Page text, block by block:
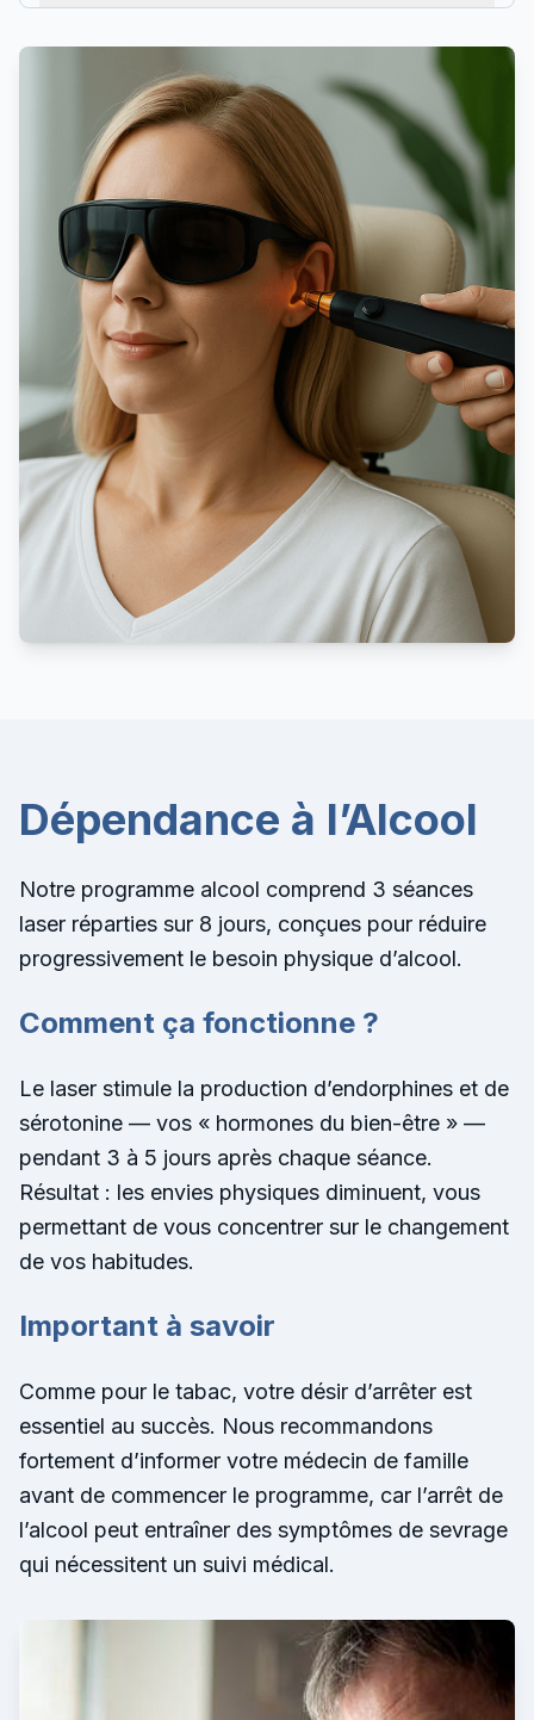
Dépendance à l’Alcool
Notre programme alcool comprend 3 séances
laser réparties sur 8 jours, conçues pour réduire
progressivement le besoin physique d’alcool.
Comment ça fonctionne ?
Le laser stimule la production d’endorphines et de
sérotonine — vos « hormones du bien-être » —
pendant 3 à 5 jours après chaque séance.
Résultat : les envies physiques diminuent, vous
permettant de vous concentrer sur le changement
de vos habitudes.
Important à savoir
Comme pour le tabac, votre désir d’arrêter est
essentiel au succès. Nous recommandons
fortement d’informer votre médecin de famille
avant de commencer le programme, car l’arrêt de
l’alcool peut entraîner des symptômes de sevrage
qui nécessitent un suivi médical.